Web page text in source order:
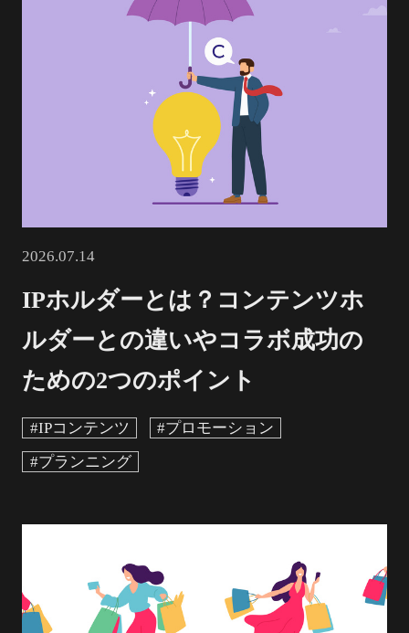
2026.07.14
IPホルダーとは？コンテンツホ
ルダーとの違いやコラボ成功の
ための2つのポイント
#IPコンテンツ
#プロモーション
#プランニング